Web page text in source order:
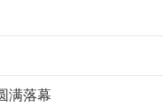
满落幕